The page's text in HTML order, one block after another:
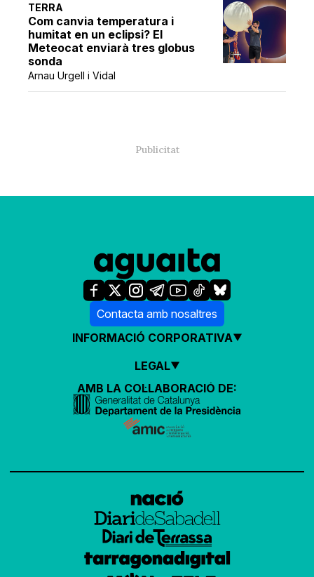
TERRA
Com canvia temperatura i
humitat en un eclipsi? El
Meteocat enviarà tres globus
sonda
Arnau Urgell i Vidal
Contacta amb nosaltres
INFORMACIÓ CORPORATIVA
LEGAL
AMB LA COL·LABORACIÓ DE: